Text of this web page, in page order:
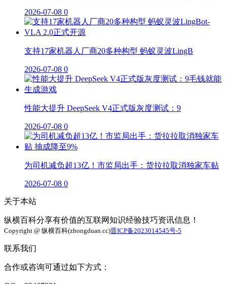
2026-07-08 0
支持17家机器人厂商20多种构型 蚂蚁灵波LingB
2026-07-08 0
性能大提升 DeepSeek V4正式版灰度测试：9
2026-07-08 0
为司机减负超13亿！市监局出手：货拉拉取消独家车贴
2026-07-08 0
关于本站
纵横百科分享有价值的互联网知识经验技巧资讯信息！
Copyright @ 纵横百科(zhongduan.cc)晋ICP备2023014545号-5
联系我们
合作或咨询可通过如下方式：